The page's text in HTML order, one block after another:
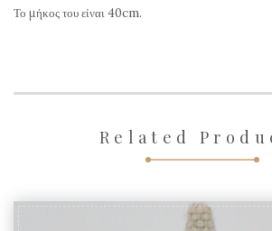
Το μήκος του είναι 40cm.
Related